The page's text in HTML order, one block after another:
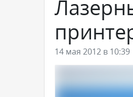
Добавить товар или
14 мая 2012 в 10:39